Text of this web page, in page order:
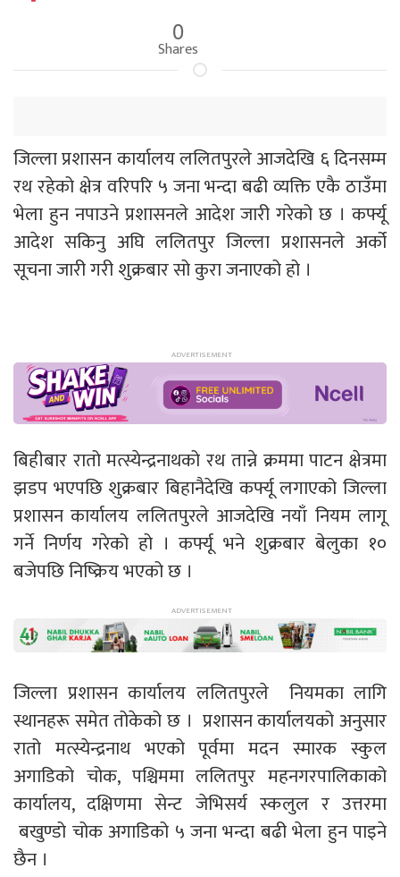
0
Shares
जिल्ला प्रशासन कार्यालय ललितपुरले आजदेखि ६ दिनसम्म
रथ रहेको क्षेत्र वरिपरि ५ जना भन्दा बढी व्यक्ति एकै ठाउँमा
भेला हुन नपाउने प्रशासनले आदेश जारी गरेको छ । कर्फ्यू
आदेश सकिनु अघि ललितपुर जिल्ला प्रशासनले अर्को
सूचना जारी गरी शुक्रबार सो कुरा जनाएको हो ।
बिहीबार रातो मत्स्येन्द्रनाथको रथ तान्ने क्रममा पाटन क्षेत्रमा
झडप भएपछि शुक्रबार बिहानैदेखि कर्फ्यू लगाएको जिल्ला
प्रशासन कार्यालय ललितपुरले आजदेखि नयाँ नियम लागू
गर्ने निर्णय गरेको हो । कर्फ्यू भने शुक्रबार बेलुका १०
बजेपछि निष्क्रिय भएको छ ।
जिल्ला प्रशासन कार्यालय ललितपुरले नियमका लागि
स्थानहरू समेत तोकेको छ । प्रशासन कार्यालयको अनुसार
रातो मत्स्येन्द्रनाथ भएको पूर्वमा मदन स्मारक स्कुल
अगाडिको चोक, पश्चिममा ललितपुर महनगरपालिकाको
कार्यालय, दक्षिणमा सेन्ट जेभिसर्य स्कलुल र उत्तरमा
बखुण्डो चोक अगाडिको ५ जना भन्दा बढी भेला हुन पाइने
छैन ।